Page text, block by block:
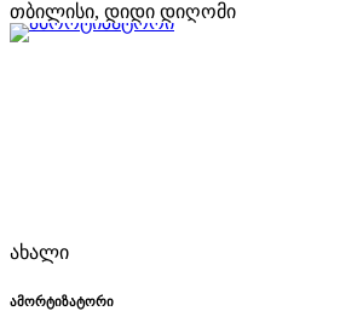
თბილისი, დიდი დიღომი
ახალი
ამორტიზატორი